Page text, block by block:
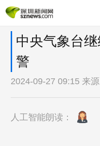
中央气象台
警
2024-09-27 09:15 来源
人工智能朗读：